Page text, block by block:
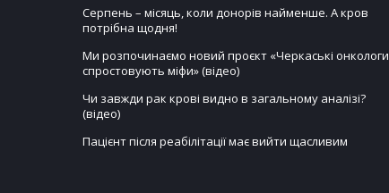
Серпень – місяць, коли донорів найменше. А кров
потрібна щодня!
Ми розпочинаємо новий проєкт «Черкаські онкологи
спростовують міфи» (відео)
Чи завжди рак крові видно в загальному аналізі?
(відео)
Пацієнт після реабілітації має вийти щасливим